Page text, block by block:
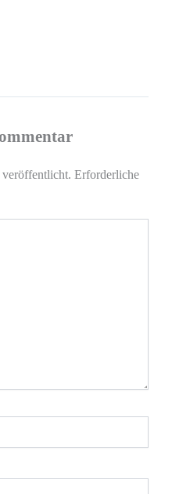
Erforderliche